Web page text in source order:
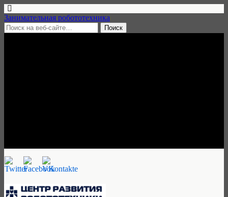
Занимательная робототехника